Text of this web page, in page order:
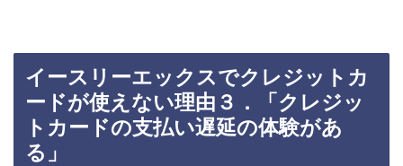
イースリーエックスでクレジットカ
ードが使えない理由３．「クレジッ
トカードの支払い遅延の体験があ
る」